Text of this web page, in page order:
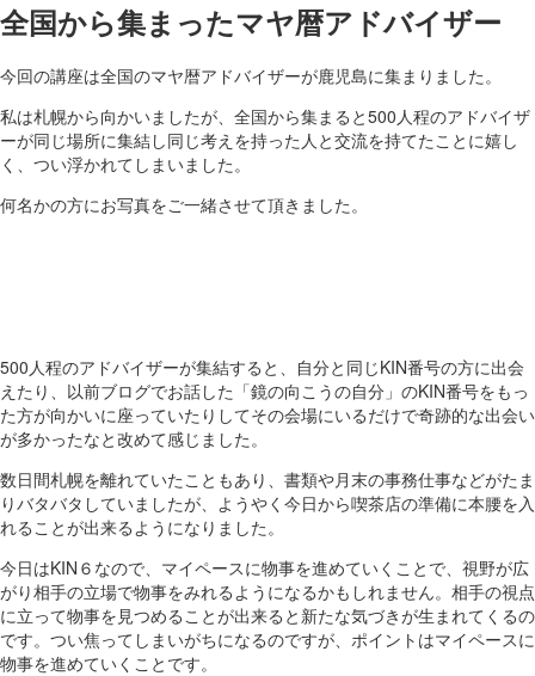
全国から集まったマヤ暦アドバイザー
今回の講座は全国のマヤ暦アドバイザーが鹿児島に集まりました。
私は札幌から向かいましたが、全国から集まると500人程のアドバイザ
ーが同じ場所に集結し同じ考えを持った人と交流を持てたことに嬉し
く、つい浮かれてしまいました。
何名かの方にお写真をご一緒させて頂きました。
500人程のアドバイザーが集結すると、自分と同じKIN番号の方に出会
えたり、以前ブログでお話した「鏡の向こうの自分」のKIN番号をもっ
た方が向かいに座っていたりしてその会場にいるだけで奇跡的な出会い
が多かったなと改めて感じました。
数日間札幌を離れていたこともあり、書類や月末の事務仕事などがたま
りバタバタしていましたが、ようやく今日から喫茶店の準備に本腰を入
れることが出来るようになりました。
今日はKIN６なので、マイペースに物事を進めていくことで、視野が広
がり相手の立場で物事をみれるようになるかもしれません。相手の視点
に立って物事を見つめることが出来ると新たな気づきが生まれてくるの
です。つい焦ってしまいがちになるのですが、ポイントはマイペースに
物事を進めていくことです。